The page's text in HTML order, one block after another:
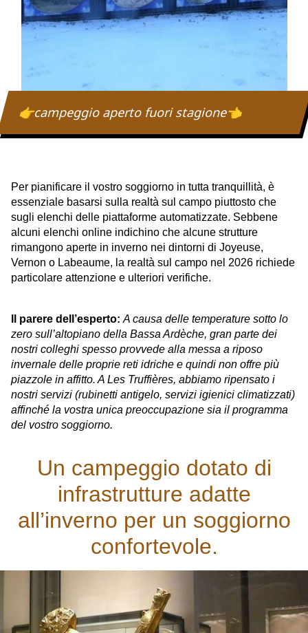
👉campeggio aperto fuori stagione👈
Per pianificare il vostro soggiorno in tutta tranquillità, è
essenziale basarsi sulla realtà sul campo piuttosto che
sugli elenchi delle piattaforme automatizzate. Sebbene
alcuni elenchi online indichino che alcune strutture
rimangono aperte in inverno nei dintorni di Joyeuse,
Vernon o Labeaume, la realtà sul campo nel 2026 richiede
particolare attenzione e ulteriori verifiche.
Il parere dell’esperto: A causa delle temperature sotto lo
zero sull’altopiano della Bassa Ardèche, gran parte dei
nostri colleghi spesso provvede alla messa a riposo
invernale delle proprie reti idriche e quindi non offre più
piazzole in affitto. A Les Truffières, abbiamo ripensato i
nostri servizi (rubinetti antigelo, servizi igienici climatizzati)
affinché la vostra unica preoccupazione sia il programma
del vostro soggiorno.
Un campeggio dotato di
infrastrutture adatte
all’inverno per un soggiorno
confortevole.